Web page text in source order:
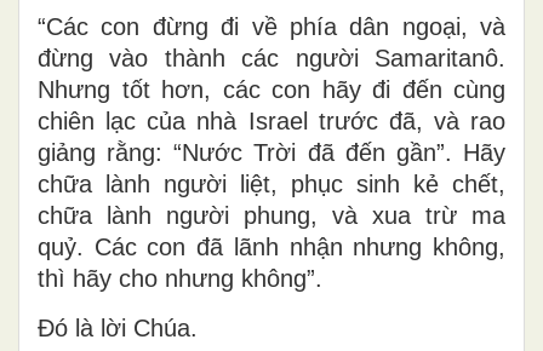
“Các con đừng đi về phía dân ngoại, và
đừng vào thành các người Samaritanô.
Nhưng tốt hơn, các con hãy đi đến cùng
chiên lạc của nhà Israel trước đã, và rao
giảng rằng: “Nước Trời đã đến gần”. Hãy
chữa lành người liệt, phục sinh kẻ chết,
chữa lành người phung, và xua trừ ma
quỷ. Các con đã lãnh nhận nhưng không,
thì hãy cho nhưng không”.
Ðó là lời Chúa.